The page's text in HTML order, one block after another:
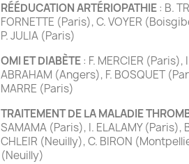
RÉÉDUCATION ARTÉRIOPATHIE: B.
FORNETTE (Paris), C. VOYER
P. JULIA (Paris)
OMI ET DIABÈTE: F. MERCIER (Paris),
ABRAHAM (Angers), F. BOSQUET
MARRE (Paris)
TRAITEMENT DE LA MALADIE
SAMAMA (Paris), I. ELALAMY (Paris),
CHLEIR (Neuilly), C. BIRON
(Neuilly)